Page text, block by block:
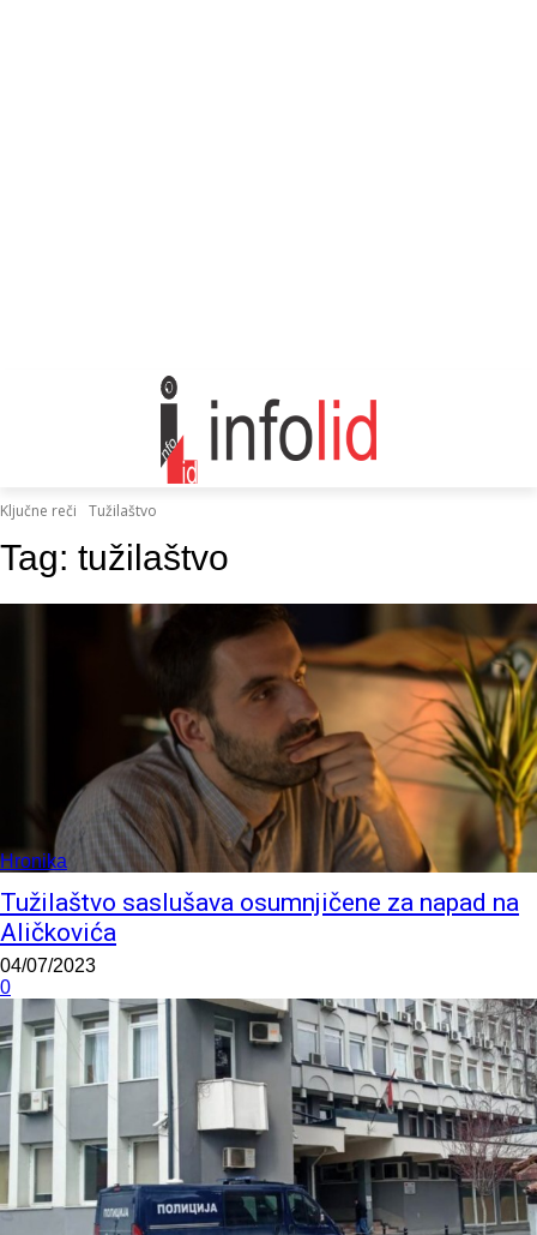
Ključne reči Tužilaštvo
Tag: tužilaštvo
Hronika
Tužilaštvo saslušava osumnjičene za napad na
Aličkovića
04/07/2023
0